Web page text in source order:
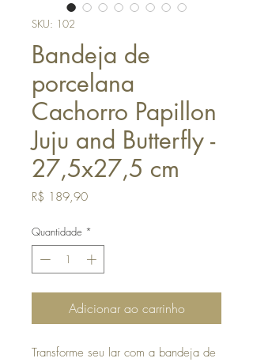
SKU: 102
Bandeja de
porcelana
Cachorro Papillon
Juju and Butterfly -
27,5x27,5 cm
R$ 189,90Preço
Quantidade *
Adicionar ao carrinho
Transforme seu lar com a bandeja de